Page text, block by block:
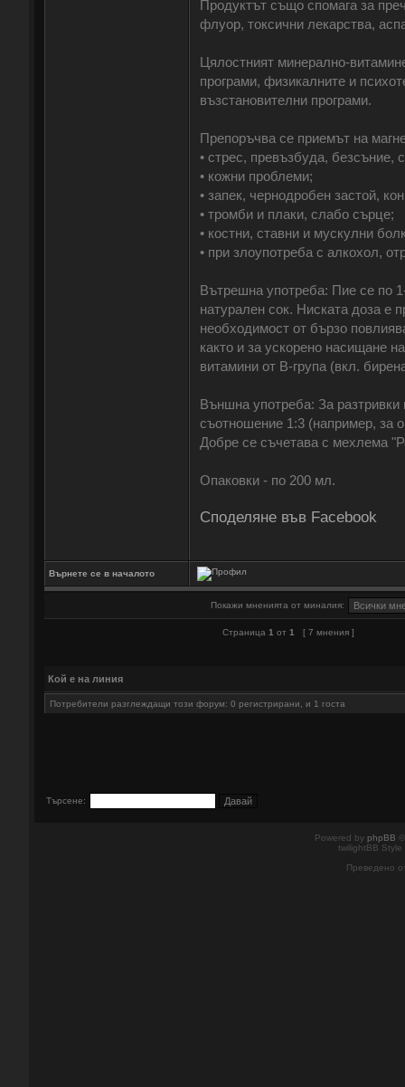
Продуктът също спомага за
флуор, токсични лекарства,
Цялостният минерално-
програми, физикалните и
възстановителни програми.
Препоръчва се приемът на
• стрес, превъзбуда, безсъние,
• кожни проблеми;
• запек, чернодробен застой,
• тромби и плаки, слабо сърце;
• костни, ставни и мускулни
• при злоупотреба с алкохол,
Вътрешна употреба: Пие се по
натурален сок. Ниската доза е
необходимост от бързо
както и за ускорено насищане
витамини от В-група (вкл.
Външна употреба: За
съотношение 1:3 (например, за
Добре се съчетава с мехлема
Опаковки - по 200 мл.
Споделяне във Facebook
Върнете се в началото
Покажи мненията от миналия:
Страница 1 от 1 [ 7 мнения ]
Кой е на линия
Потребители разглеждащи този форум: 0 регистрирани, и 1 госта
Търсене:
Powered by phpBB
twilightBB
Преведено